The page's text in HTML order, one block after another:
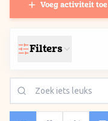
Voeg activiteit toe
Filters